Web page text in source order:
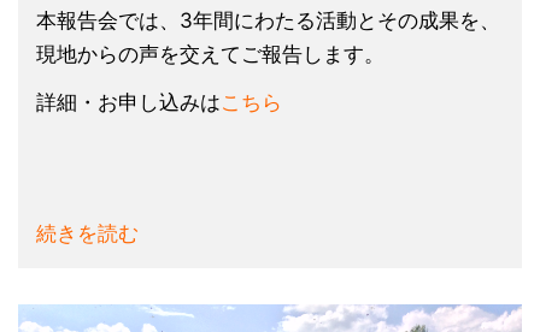
本報告会では、3年間にわたる活動とその成果を、
現地からの声を交えてご報告します。
詳細・お申し込みはこちら
続きを読む